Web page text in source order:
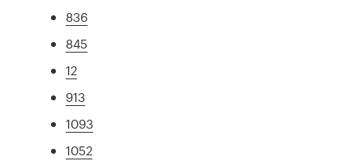
836
845
12
913
1093
1052